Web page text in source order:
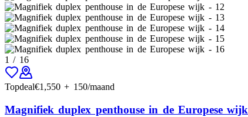
1 / 16
Topdeal€1,550 + 150/maand
Magnifiek duplex penthouse in de Europese wijk